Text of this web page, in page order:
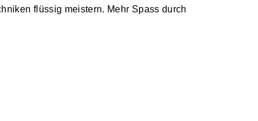
flüssig meistern. Mehr Spass durch